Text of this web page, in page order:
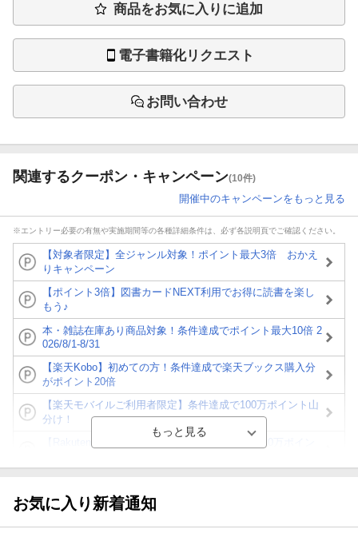
商品をお気に入りに追加
電子書籍化リクエスト
お問い合わせ
関連するクーポン・キャンペーン(10件)
開催中のキャンペーンをもっと見る
※エントリー必要の有無や実施期間等の各種詳細条件は、必ず各説明頁でご確認ください。
【対象者限定】全ジャンル対象！ポイント最大3倍 おかえ
りキャンペーン
【ポイント3倍】図書カードNEXT利用でお得に読書を楽し
もう♪
本・雑誌在庫あり商品対象！条件達成でポイント最大10倍 2
026/8/1-8/31
【楽天Kobo】初めての方！条件達成で楽天ブックス購入分
がポイント20倍
【楽天モバイルご利用者限定】条件達成で100万ポイント山
分け！
が当たる！
お気に入り新着通知